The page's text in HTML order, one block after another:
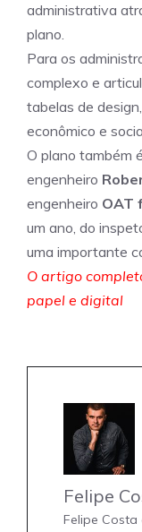
administrativa
plano.
Para os
complexo e
tabelas de
econômico e
O plano também
engenheiro
engenheiro OAT
um ano, do
uma importante
O artigo
papel e digital
Felipe
Felipe